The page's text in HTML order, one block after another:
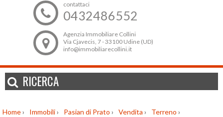
contattaci
0432486552
Agenzia Immobiliare Collini
Via Cjavecis, 7 - 33100 Udine (UD)
info@immobiliarecollini.it
RICERCA
Home› Immobili› Pasian di Prato › Vendita › Terreno ›